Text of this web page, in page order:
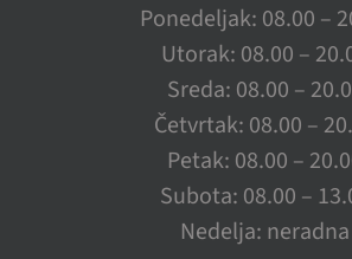
Ponedeljak: 08.00 –
Utorak: 08.00 –
Sreda: 08.00 –
Četvrtak: 08.00 –
Petak: 08.00 –
Subota: 08.00 –
Nedelja: neradna